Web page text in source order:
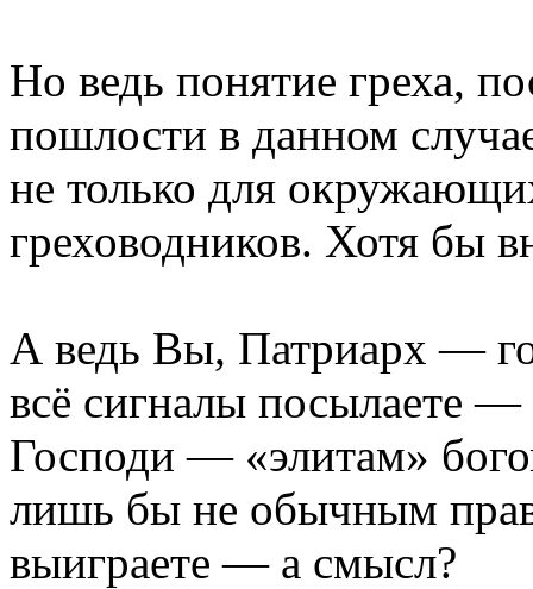
Но ведь понятие греха,
пошлости в данном
не только для
греховодников. Хотя бы
А ведь Вы, Патриарх —
всё сигналы посылаете
Господи — «элитам»
лишь бы не обычным
выиграете — а смысл?